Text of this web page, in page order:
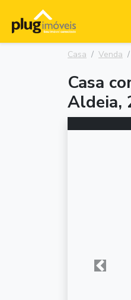
Casa Venda
Casa
Aldeia,
Anterior